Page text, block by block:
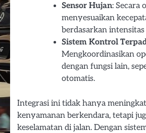
Sensor Hujan: Secara
menyesuaikan
berdasarkan
Sistem Kontrol
Mengkoordinasikan
dengan fungsi lain,
otomatis.
Integrasi ini tidak hanya
kenyamanan berkendara, tetapi
keselamatan di jalan. Dengan